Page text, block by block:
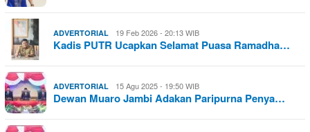
ADVERTORIAL 19 Feb 2026 - 20:13 WIB
Kadis PUTR Ucapkan Selamat Puasa Ramadha…
ADVERTORIAL 15 Agu 2025 - 19:50 WIB
Dewan Muaro Jambi Adakan Paripurna Penya…